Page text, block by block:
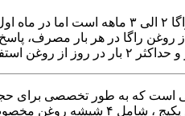
است.
است که به طور تخصصی برای